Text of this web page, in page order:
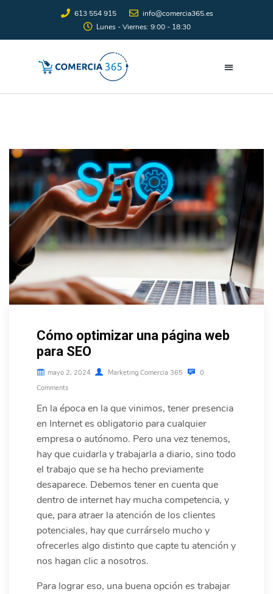
613 554 915
info@comercia365.es
Lunes - Viernes: 9:00 - 18:30
Cómo optimizar una página web
para SEO
mayo 2, 2024 Marketing Comercia 365
0
Comments
En la época en la que vinimos, tener presencia
en Internet es obligatorio para cualquier
empresa o autónomo. Pero una vez tenemos,
hay que cuidarla y trabajarla a diario, sino todo
el trabajo que se ha hecho previamente
desaparece. Debemos tener en cuenta que
dentro de internet hay mucha competencia, y
que, para atraer la atención de los clientes
potenciales, hay que currárselo mucho y
ofrecerles algo distinto que capte tu atención y
nos hagan clic a nosotros.
Para lograr eso, una buena opción es trabajar